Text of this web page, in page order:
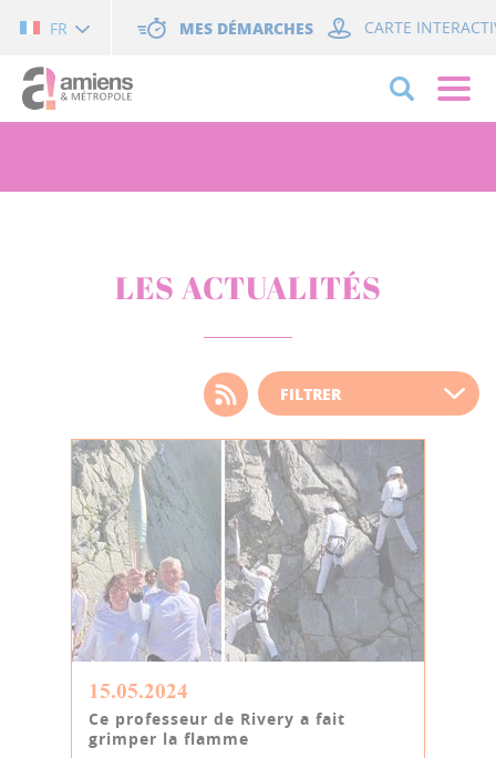
FR MES DÉMARCHES CARTE
LES ACTUALITÉS
Choisissez votre filtre
d'actualité
15.05.2024
Ce professeur de Rivery a fait
grimper la flamme